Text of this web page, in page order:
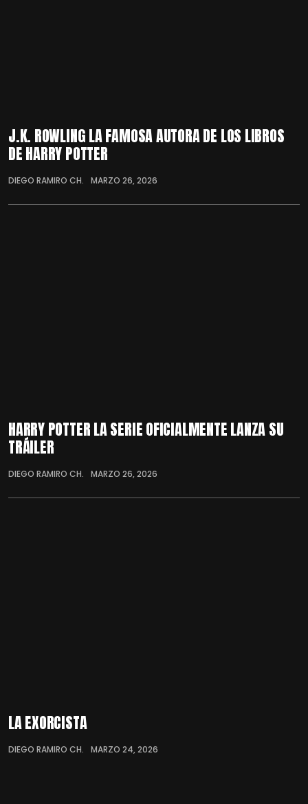
J.K. ROWLING LA FAMOSA AUTORA DE LOS LIBROS
DE HARRY POTTER
DIEGO RAMIRO CH. MARZO 26, 2026
HARRY POTTER LA SERIE OFICIALMENTE LANZA SU
TRÁILER
DIEGO RAMIRO CH. MARZO 26, 2026
LA EXORCISTA
DIEGO RAMIRO CH. MARZO 24, 2026